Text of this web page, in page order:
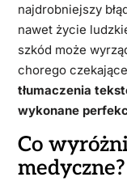
najdrobniejszy
nawet życie
szkód może
chorego
tłumaczenia
wykonane
Co
medyczne?